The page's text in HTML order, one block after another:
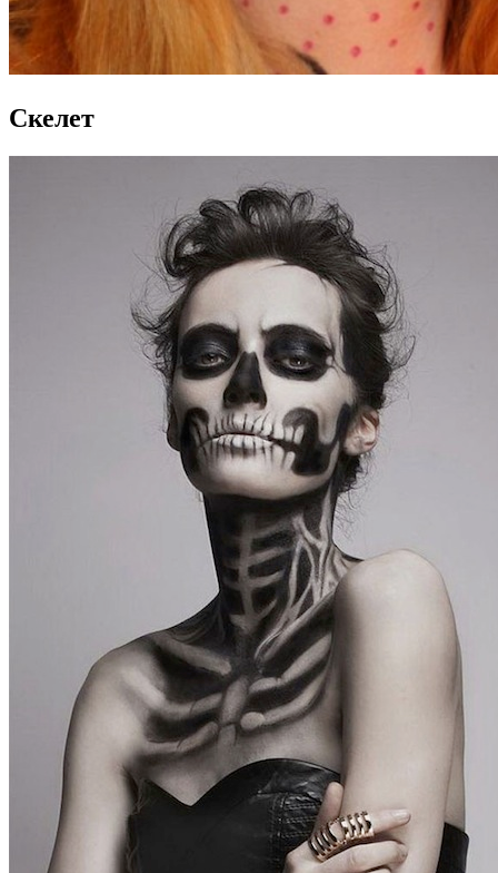
Скелет